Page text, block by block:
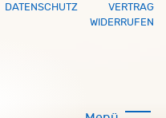
DATENSCHUTZ
VERTRAG
WIDERRUFEN